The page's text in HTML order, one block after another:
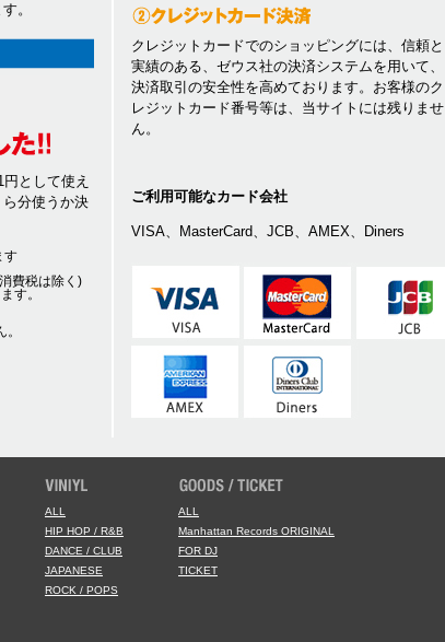
。
として使え
分使うか決
す
費税は除く)
す。
クレジットカードでのショッピングには、信頼と
実績のある、ゼウス社の決済システムを用いて、
決済取引の安全性を高めております。お客様のク
レジットカード番号等は、当サイトには残りませ
ん。
ご利用可能なカード会社
VISA、MasterCard、JCB、AMEX、Diners
ALL
HIP HOP / R&B
DANCE / CLUB
JAPANESE
ROCK / POPS
ALL
Manhattan Records ORIGINAL
FOR DJ
TICKET